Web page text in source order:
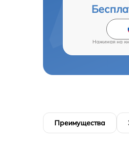
Нажимая на
Преимущества